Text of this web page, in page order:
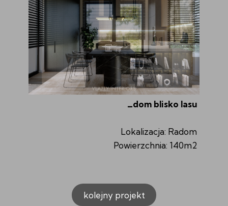
_dom blisko lasu
Lokalizacja: Radom
Powierzchnia: 140m2
kolejny projekt